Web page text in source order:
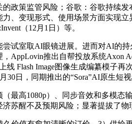
策监管风险；谷歌：谷歌持续发
、变现形式、使用场景方面实现
（12月1日）等。
室取AI眼镜进展。进而对AI的持
AppLovin推出自帮投放系统Axon
线 Flash Image图像生成编纂模子
30日，同期推出的“Sora”AI原生短
高1080p）、同步音效和多模态输
苏醒不及预期风险；显著提拔了物